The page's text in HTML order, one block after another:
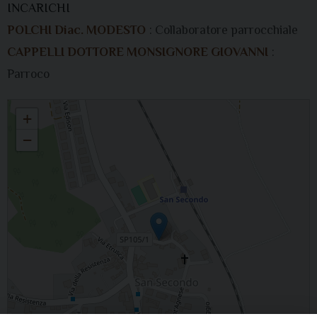
INCARICHI
POLCHI Diac. MODESTO
: Collaboratore parrocchiale
CAPPELLI DOTTORE MONSIGNORE GIOVANNI
Parroco
S. BARTOLOMEO in S. Secondo
+
−